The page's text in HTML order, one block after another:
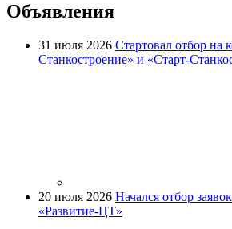
Объявления
31 июля 2026 Стартовал отбор на
Станкостроение» и «Старт-
20 июля 2026 Начался отбор
«Развитие-ЦТ»